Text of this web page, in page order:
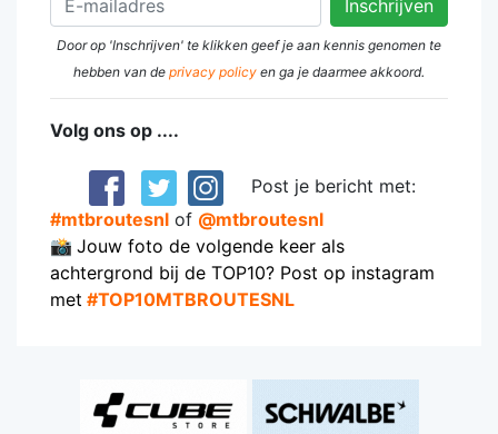
Door op 'Inschrijven' te klikken geef je aan kennis genomen te
hebben van de privacy policy en ga je daarmee akkoord.
Volg ons op ....
Post je bericht met:
#mtbroutesnl of @mtbroutesnl
📸 Jouw foto de volgende keer als
achtergrond bij de TOP10? Post op instagram
met #TOP10MTBROUTESNL